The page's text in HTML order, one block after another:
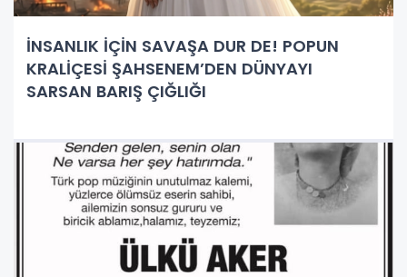
İNSANLIK İÇİN SAVAŞA DUR DE! POPUN
KRALİÇESİ ŞAHSENEM’DEN DÜNYAYI
SARSAN BARIŞ ÇIĞLIĞI